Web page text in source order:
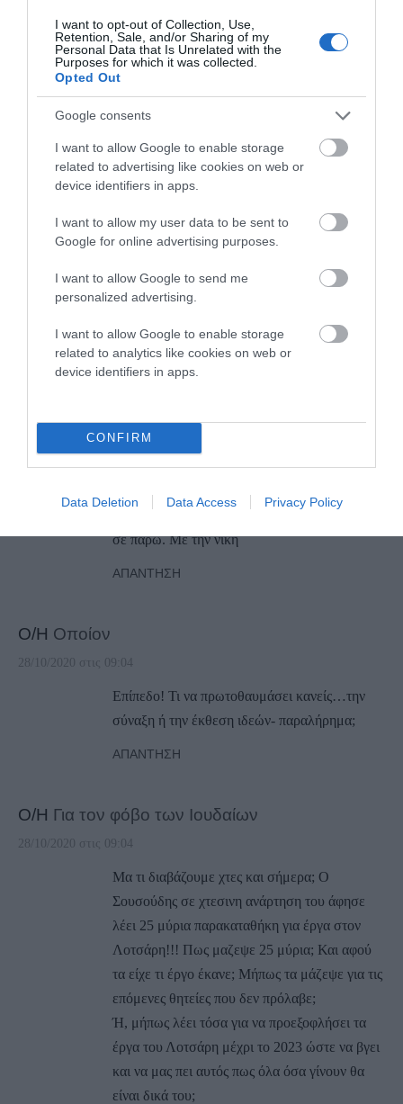
I want to opt-out of Collection, Use,
Retention, Sale, and/or Sharing of my
Personal Data that Is Unrelated with the
Purposes for which it was collected.
Opted Out
Google consents
I want to allow Google to enable storage
related to advertising like cookies on web or
device identifiers in apps.
I want to allow my user data to be sent to
Google for online advertising purposes.
I want to allow Google to send me
personalized advertising.
I want to allow Google to enable storage
related to analytics like cookies on web or
device identifiers in apps.
CONFIRM
Data Deletion Data Access Privacy Policy
Πιου
οικονομικά που αφήσαμε. Ολοι το είδαν πια.
Παρέλαβες την Άνδρο και παρεδωσες σε καρτ
λοτσαροκαβουραιοι εχουνε πέσει ταβλα από τα
εκατομμύρια. Ο Μπασαντης από χθες βράδυ
τους ξεματιαζει με γαρύφαλλα μπας και
συνέλθουν. Ο Νίκος με τον Γιάννη μετράνε τα
μετρήσει τα μισά. Μόλις τελειώσουνε θα
έρθουν από δω. Θα φάμε όλοι μαζί. Τι μόνο
Μπαλας τι θέλει πάλι μες στην μέση; Τον είχα
ξεχάσει αυτόν. Να φύγει να πάει αλλού. Αντε Σ
σε πάρω. Με την νίκη
ΑΠΆΝΤΗΣΗ
Ο/Η Οποίον
28/10/2020 στις 09:04
Επίπεδο! Τι να πρωτοθαυμάσει κανείς…την
σύναξη ή την έκθεση ιδεών- παραλήρημα;
ΑΠΆΝΤΗΣΗ
Ο/Η Για τον φόβο των Ιουδαίων
28/10/2020 στις 09:04
Μα τι διαβάζουμε χτες και σήμερα; Ο
Σουσούδης σε χτεσινη ανάρτηση του άφησε
λέει 25 μύρια παρακαταθήκη για έργα στον
Λοτσάρη!!! Πως μαζεψε 25 μύρια; Και αφού
τα είχε τι έργο έκανε; Μήπως τα μάζεψε για τις
επόμενες θητείες που δεν πρόλαβε;
Ή, μήπως λέει τόσα για να προεξοφλήσει τα
έργα του Λοτσάρη μέχρι το 2023 ώστε να βγει
και να μας πει αυτός πως όλα όσα γίνουν θα
είναι δικά του;